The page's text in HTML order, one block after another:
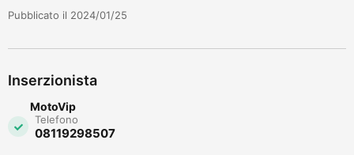
Pubblicato il 2024/01/25
Inserzionista
MotoVip
Telefono
08119298507